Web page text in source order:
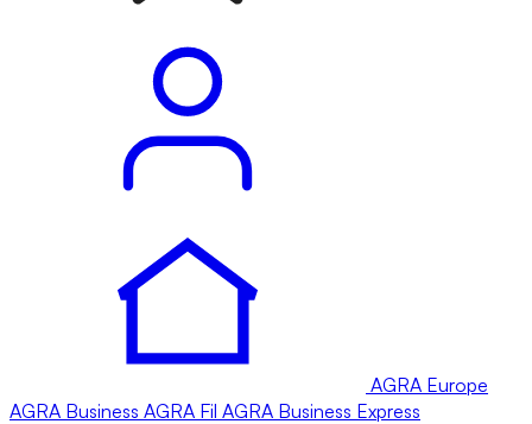
AGRA Europe
AGRA Business AGRA Fil AGRA Business Express